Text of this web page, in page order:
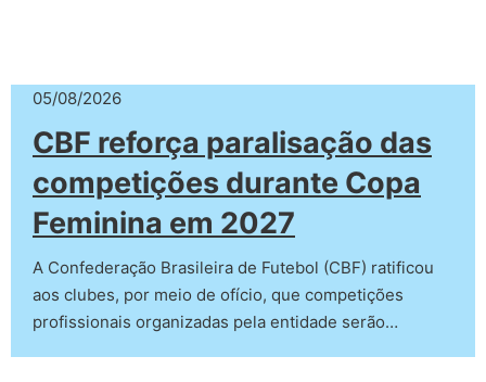
05/08/2026
CBF reforça paralisação das
competições durante Copa
Feminina em 2027
A Confederação Brasileira de Futebol (CBF) ratificou
aos clubes, por meio de ofício, que competições
profissionais organizadas pela entidade serão…